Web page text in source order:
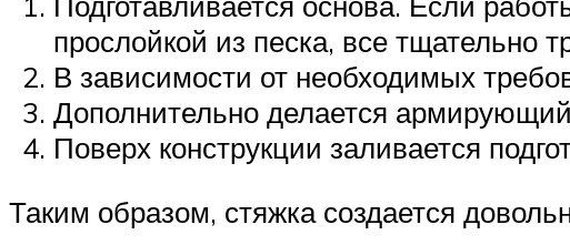
прослойкой из песка, все тщательно
В зависимости от необходимых
Дополнительно делается
Поверх конструкции заливается
Таким образом, стяжка создается